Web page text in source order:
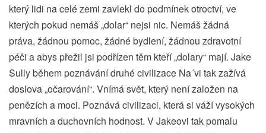
který lidi na celé zemi zavlekl do podmínek otroctví, ve
kterých pokud nemáš „dolar“ nejsi nic. Nemáš žádná
práva, žádnou pomoc, žádné bydlení, žádnou zdravotní
péči a abys přežil jsi podřízen těm kteří „dolary“ mají. Jake
Sully během poznávání druhé civilizace Na´vi tak zažívá
doslova „očarování“. Vnímá svět, který není založen na
penězích a moci. Poznává civilizaci, která si váží vysokých
mravních a duchovních hodnost. V Jakeovi tak pomalu